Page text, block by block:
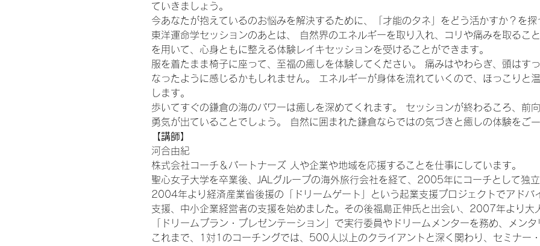
ていきましょう。
今あなたが抱えているのお悩みを解決するために、「才能のタネ」をどう活かすか？を探
東洋運命学セッションのあとは、 自然界のエネルギーを取り入れ、コリや痛みを取るこ
を用いて、心身ともに整える体験レイキセッションを受けることができます。
服を着たまま椅子に座って、至福の癒しを体験してください。 痛みはやわらぎ、頭はす
なったように感じるかもしれません。 エネルギーが身体を流れていくので、ほっこりと
します。
歩いてすぐの鎌倉の海のパワーは癒しを深めてくれます。 セッションが終わるころ、前
勇気が出ていることでしょう。 自然に囲まれた鎌倉ならではの気づきと癒しの体験をご一
【講師】
河合由紀
株式会社コーチ＆パートナーズ 人や企業や地域を応援することを仕事にしています。
聖心女子大学を卒業後、JALグループの海外旅行会社を経て、2005年にコーチとして独立
2004年より経済産業省後援の「ドリームゲート」という起業支援プロジェクトでアドバ
支援、中小企業経営者の支援を始めました。その後福島正伸氏と出会い、2007年より大
「ドリームプラン・プレゼンテーション」で実行委員やドリームメンターを務め、メンタ
これまで、1対1のコーチングでは、500人以上のクライアントと深く関わり、セミナー